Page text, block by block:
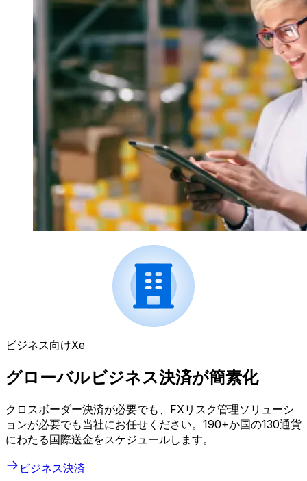
ビジネス向けXe
グローバルビジネス決済が簡素化
クロスボーダー決済が必要でも、FXリスク管理ソリューシ
ョンが必要でも当社にお任せください。190+か国の130通貨
にわたる国際送金をスケジュールします。
ビジネス決済